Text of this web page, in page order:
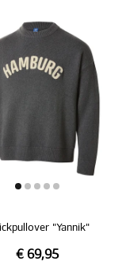
"Yannik"
€ 69,95